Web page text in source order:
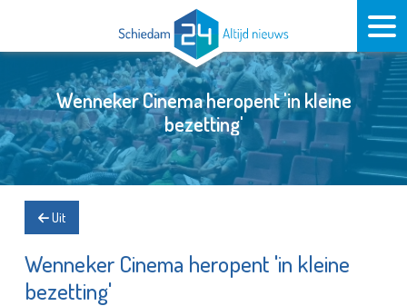
Wenneker Cinema heropent 'in kleine
bezetting'
Uit
Wenneker Cinema heropent 'in kleine
bezetting'